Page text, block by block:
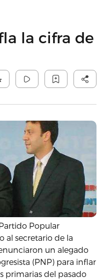
la cifra de
Popular
al secretario de la
un alegado
(PNP) para inflar
primarias del pasado